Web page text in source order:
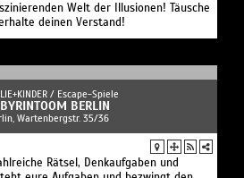
Welt der Illusionen! Täusche
deinen Verstand!
/ Escape-Spiele
BERLIN
Wartenbergstr. 35/36
Rätsel, Denkaufgaben und